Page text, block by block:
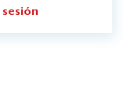
sesión